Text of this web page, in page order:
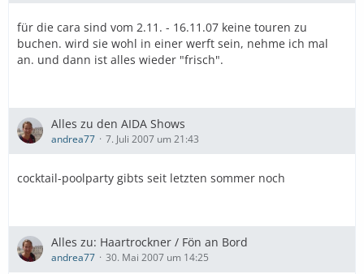
für die cara sind vom 2.11. - 16.11.07 keine touren zu
buchen. wird sie wohl in einer werft sein, nehme ich mal
an. und dann ist alles wieder "frisch".
Alles zu den AIDA Shows
andrea77 7. Juli 2007 um 21:43
cocktail-poolparty gibts seit letzten sommer noch
Alles zu: Haartrockner / Fön an Bord
andrea77 30. Mai 2007 um 14:25